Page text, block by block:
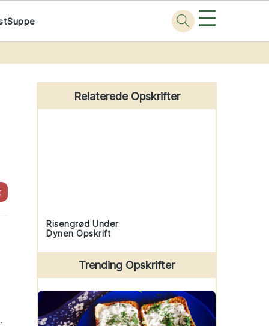
Suppe ☰
Primary
Sidebar
Relaterede Opskrifter
Risengrød Under
Dynen Opskrift
Trending Opskrifter